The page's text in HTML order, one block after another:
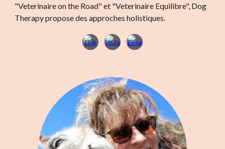
"Veterinaire on the Road" et "Veterinaire Equilibre", Dog
Therapy propose des approches holistiques.